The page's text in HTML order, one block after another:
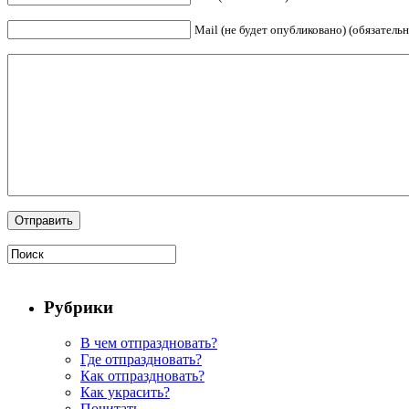
Mail (не будет опубликовано)
Рубрики
В чем отпраздновать?
Где отпраздновать?
Как отпраздновать?
Как украсить?